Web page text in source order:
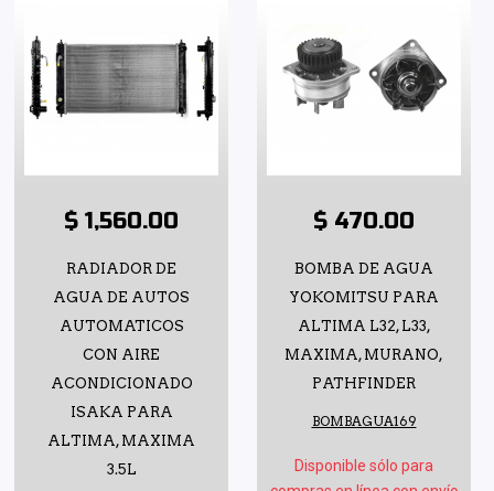
$ 1,560.00
RADIADOR DE
AGUA DE AUTOS
AUTOMATICOS
CON AIRE
ACONDICIONADO
ISAKA PARA
ALTIMA, MAXIMA
3.5L
$ 470.00
BOMBA DE AGUA
YOKOMITSU PARA
ALTIMA L32, L33,
MAXIMA, MURANO,
PATHFINDER
BOMBAGUA169
Disponible sólo para